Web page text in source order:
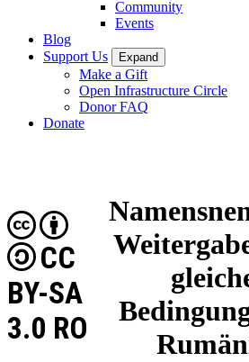
Community
Events
Blog
Support Us
Expand
Make a Gift
Open Infrastructure Circle
Donor FAQ
Donate
CC
BY-SA
3.0 RO